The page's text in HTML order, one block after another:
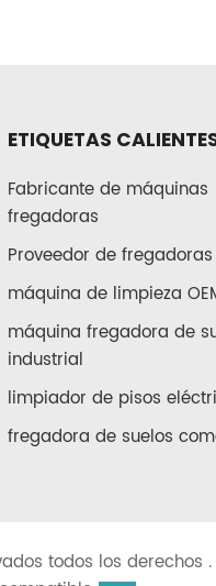
ETIQUETAS
Fabricante de máquinas
fregadoras
Proveedor de
máquina de limpieza
máquina fregadora de
industrial
limpiador de pisos
fregadora de suelos
todos los derechos .